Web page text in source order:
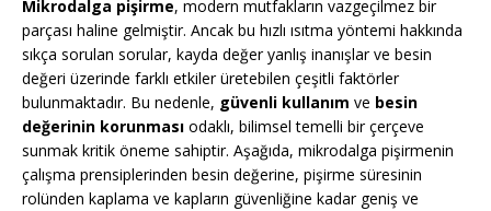
Mikrodalga pişirme, modern mutfakların vazgeçilmez bir
parçası haline gelmiştir. Ancak bu hızlı ısıtma yöntemi hakkında
sıkça sorulan sorular, kayda değer yanlış inanışlar ve besin
değeri üzerinde farklı etkiler üretebilen çeşitli faktörler
bulunmaktadır. Bu nedenle, güvenli kullanım ve besin
değerinin korunması odaklı, bilimsel temelli bir çerçeve
sunmak kritik öneme sahiptir. Aşağıda, mikrodalga pişirmenin
çalışma prensiplerinden besin değerine, pişirme süresinin
rolünden kaplama ve kapların güvenliğine kadar geniş ve